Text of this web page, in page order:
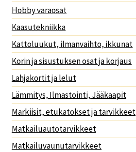
Hobby varaosat
Kaasutekniikka
Kattoluukut, ilmanvaihto, ikkunat
Korin ja sisustuksen osat ja korjaus
Lahjakortit ja lelut
Lämmitys, Ilmastointi, Jääkaapit
Markiisit, etukatokset ja tarvikkeet
Matkailuautotarvikkeet
Matkailuvaunutarvikkeet